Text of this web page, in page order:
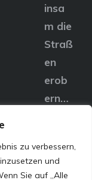
zu verbessern,
und
Sie auf „Alle
insa
m die
Straß
en
erob
ern…